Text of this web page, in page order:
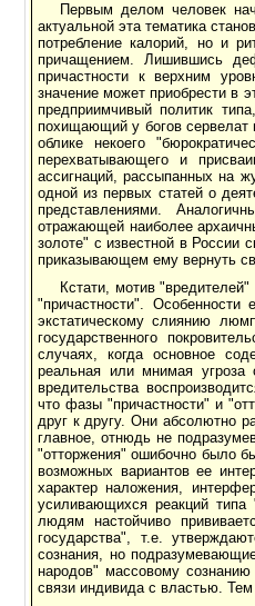
Первым делом человек
актуальной эта тематика
потребление калорий, но и
причащением. Лишившись
причастности к верхним
значение может приобрести в
предприимчивый политик
похищающий у богов сервелат
облике некоего
перехватывающего и
ассигнаций, рассыпанных на
одной из первых статей о
представлениями.
отражающей наиболее
золоте" с известной в России
приказывающем ему вернуть
Кстати, мотив
"причастности".
экстатическому слиянию
государственного
случаях, когда основное
реальная или мнимая
вредительства
что фазы "причастности" и
друг к другу. Они абсолютно
главное, отнюдь не
"отторжения" ошибочно было
возможных вариантов ее
характер наложения,
усиливающихся реакций типа
людям настойчиво
государства", т.е.
сознания, но
народов" массовому
связи индивида с властью.